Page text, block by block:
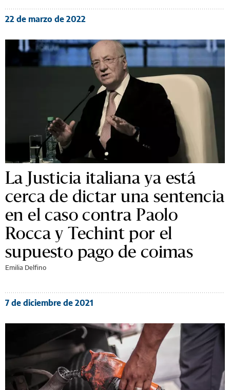
22 de marzo de 2022
La Justicia italiana ya está
cerca de dictar una sentencia
en el caso contra Paolo
Rocca y Techint por el
supuesto pago de coimas
Emilia Delfino
7 de diciembre de 2021